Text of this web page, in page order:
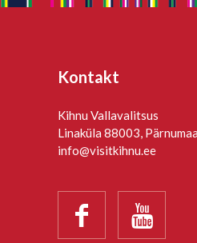
Kontakt
Kihnu Vallavalitsus
Linaküla 88003, Pärnumaa
info@visitkihnu.ee
 